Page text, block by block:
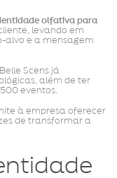
olfativa para
levando em
alvo e a mensagem
Scens já
além de ter
eventos.
à empresa oferecer
de transformar a